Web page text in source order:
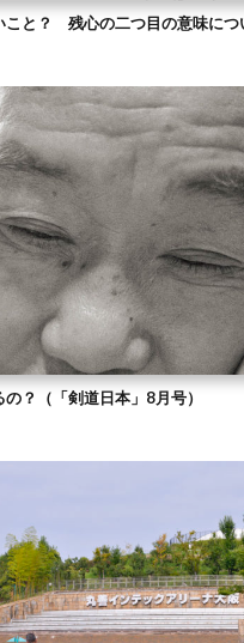
と？ 残心の二つ目の意味につ
？（「剣道日本」8月号）